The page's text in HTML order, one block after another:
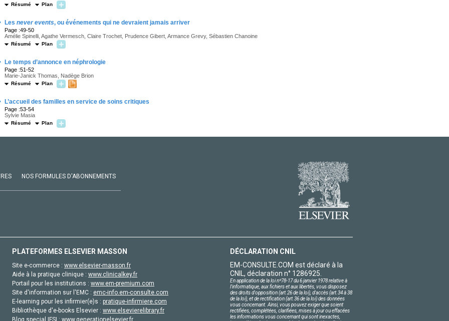
Résumé Plan
Les never events, ou événements qui ne devraient jamais arriver
Page :49-50
Amélie Spinelli, Agathe Vermesch, Claire Trochet, Prudence Gibert, Armance Grevy, Sébastien Chanoine
Résumé Plan
Le temps d’annonce en néphrologie
Page :51-52
Marie-Janick Thomas, Nadège Brion
Résumé Plan
L’accueil des familles en service de soins critiques
Page :53-54
Sylvie Masia
Résumé Plan
NOS FORMULES D'ABONNEMENTS
PLATEFORMES ELSEVIER MASSON
Site e-commerce : www.elsevier-masson.fr
Aide à la pratique clinique : www.clinicalkey.fr
Portail pour les institutions : www.em-premium.com
Site d'information sur l'EMC : emc-info.em-consulte.com
E-learning pour les infirmier(e)s : pratique-infirmiere.com
Bibliothèque d'e-books Elsevier : www.elsevierelibrary.fr
Blog special IFSI : www.generationelsevier.fr
DÉCLARATION CNIL
EM-CONSULTE.COM est déclaré à la
CNIL, déclaration n° 1286925.
En application de la loi nº78-17 du 6 janvier 1978 relative à
l'informatique, aux fichiers et aux libertés, vous disposez
des droits d'opposition (art.26 de la loi), d'accès (art.34 à 38
de la loi), et de rectification (art.36 de la loi) des données
vous concernant. Ainsi, vous pouvez exiger que soient
rectifiées, complétées, clarifiées, mises à jour ou effacées
les informations vous concernant qui sont inexactes,